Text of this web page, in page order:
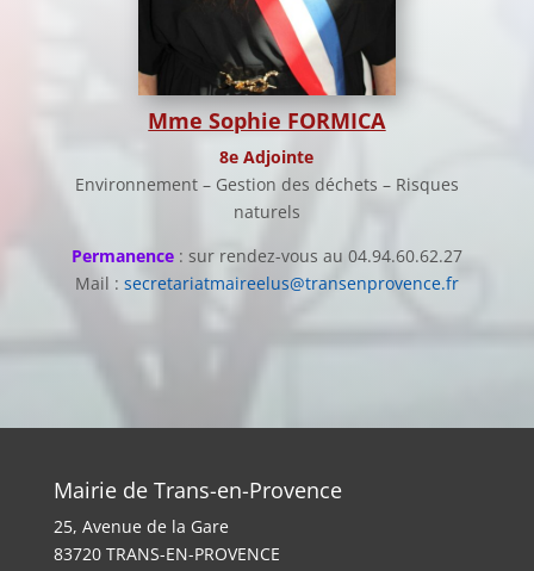
Mme Sophie FORMICA
8e Adjointe
Environnement – Gestion des déchets – Risques
naturels
Permanence : sur rendez-vous au 04.94.60.62.27
Mail : secretariatmaireelus@transenprovence.fr
Mairie de Trans-en-Provence
25, Avenue de la Gare
83720 TRANS-EN-PROVENCE